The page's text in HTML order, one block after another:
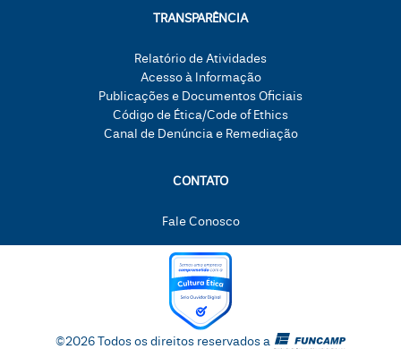
TRANSPARÊNCIA
Relatório de Atividades
Acesso à Informação
Publicações e Documentos Oficiais
Código de Ética/Code of Ethics
Canal de Denúncia e Remediação
CONTATO
Fale Conosco
©2026 Todos os direitos reservados a